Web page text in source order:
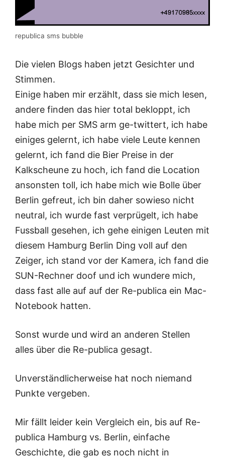
republica sms bubble
Die vielen Blogs haben jetzt Gesichter und
Stimmen.
Einige haben mir erzählt, dass sie mich lesen,
andere finden das hier total bekloppt, ich
habe mich per SMS arm ge-twittert, ich habe
einiges gelernt, ich habe viele Leute kennen
gelernt, ich fand die Bier Preise in der
Kalkscheune zu hoch, ich fand die Location
ansonsten toll, ich habe mich wie Bolle über
Berlin gefreut, ich bin daher sowieso nicht
neutral, ich wurde fast verprügelt, ich habe
Fussball gesehen, ich gehe einigen Leuten mit
diesem Hamburg Berlin Ding voll auf den
Zeiger, ich stand vor der Kamera, ich fand die
SUN-Rechner doof und ich wundere mich,
dass fast alle auf auf der Re-publica ein Mac-
Notebook hatten.
Sonst wurde und wird an anderen Stellen
alles über die Re-publica gesagt.
Unverständlicherweise hat noch niemand
Punkte vergeben.
Mir fällt leider kein Vergleich ein, bis auf Re-
publica Hamburg vs. Berlin, einfache
Geschichte, die gab es noch nicht in